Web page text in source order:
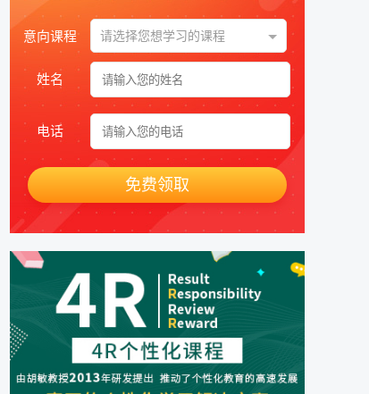
意向课程 请选择您想学习的课程
姓名
电话
免费领取